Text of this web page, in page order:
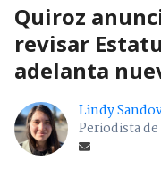
Quiroz
revisar
adelanta
Lindy
Periodista